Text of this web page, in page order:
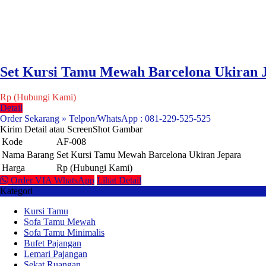
Set Kursi Tamu Mewah Barcelona Ukiran
Rp (Hubungi Kami)
Detail
Order Sekarang » Telpon/WhatsApp : 081-229-525-525
Kirim Detail atau ScreenShot Gambar
Kode
AF-008
Nama Barang Set Kursi Tamu Mewah Barcelona Ukiran Jepara
Harga
Rp (Hubungi Kami)
Order VIA WhatsApp Lihat Detail
Kategori
Kursi Tamu
Sofa Tamu Mewah
Sofa Tamu Minimalis
Bufet Pajangan
Lemari Pajangan